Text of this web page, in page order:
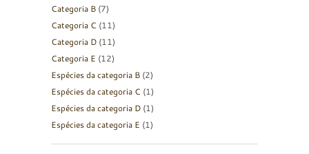
Categoria B (7)
Categoria C (11)
Categoria D (11)
Categoria E (12)
Espécies da categoria B (2)
Espécies da categoria C (1)
Espécies da categoria D (1)
Espécies da categoria E (1)